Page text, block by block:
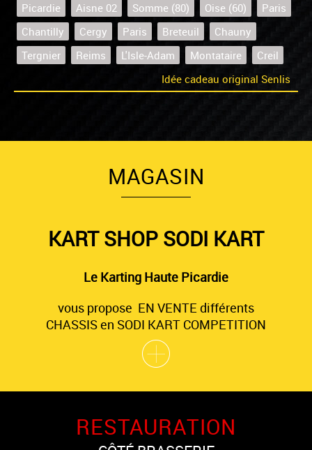
Picardie
Aisne 02 Somme (80) Oise (60)
Paris
Chantilly
Cergy Paris Breteuil
Chauny
Tergnier
Reims L'Isle-Adam Montataire
Creil
Idée cadeau original Senlis
MAGASIN
KART SHOP SODI KART
Le Karting Haute Picardie
vous propose EN VENTE différents
CHASSIS en SODI KART COMPETITION
RESTAURATION